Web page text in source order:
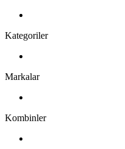
Kategoriler
Markalar
Kombinler